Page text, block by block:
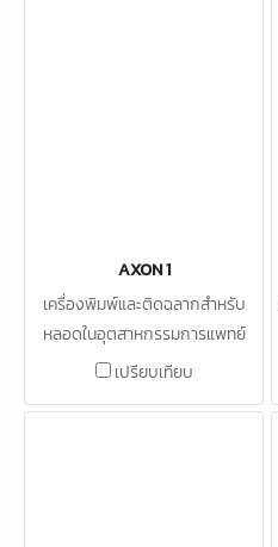
AXON 1
เครื่องพิมพ์และติดฉลากสำหรับ
หลอดในอุตสาหกรรมการแพทย์
เปรียบเทียบ